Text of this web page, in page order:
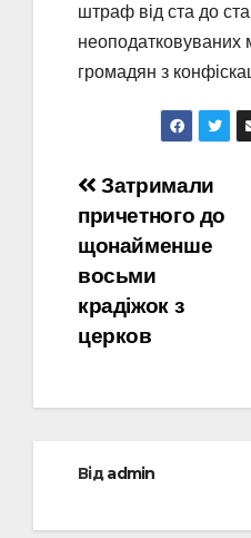
штраф від ста до ста
неоподатковуваних
громадян з
Навігація
записів
Затримали
причетного до
щонайменше
восьми
крадіжок з
церков
Відadmin